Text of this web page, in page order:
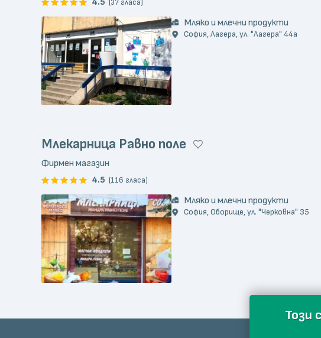
(37 гласа)
Мляко и млечни продукти
София, Лагера, ул. "Лагера" 44а
Млекарница Равно поле
Фирмен магазин
4.5 (116 гласа)
Мляко и млечни продукти
София, Оборище, ул. "Черковна" 35
Този